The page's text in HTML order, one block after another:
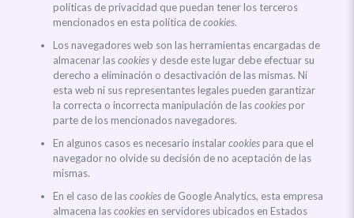
políticas de privacidad que puedan tener los terceros
mencionados en esta política decookies.
Los navegadores web son las herramientas encargadas de
almacenar lascookiesy desde este lugar debe efectuar su
derecho a eliminación o desactivación de las mismas. Ni
esta web ni sus representantes legales pueden garantizar
la correcta o incorrecta manipulación de lascookiespor
parte de los mencionados navegadores.
En algunos casos es necesario instalarcookiespara que el
navegador no olvide su decisión de no aceptación de las
mismas.
En el caso de lascookiesde Google Analytics, esta empresa
almacena lascookiesen servidores ubicados en Estados